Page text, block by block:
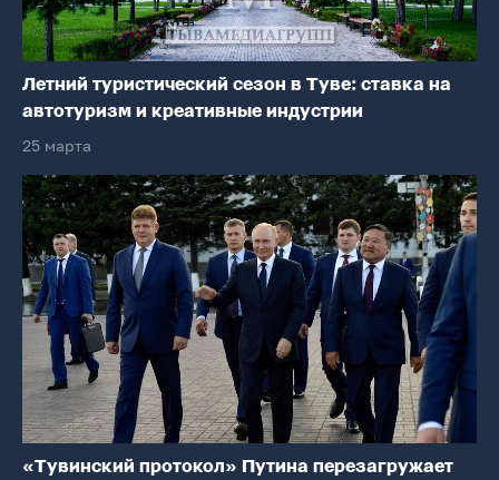
Летний туристический сезон в Туве: ставка на
автотуризм и креативные индустрии
25 марта
«Тувинский протокол» Путина перезагружает